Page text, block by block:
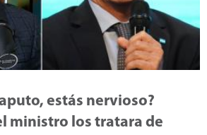
estás nervioso?
ministro los tratara de